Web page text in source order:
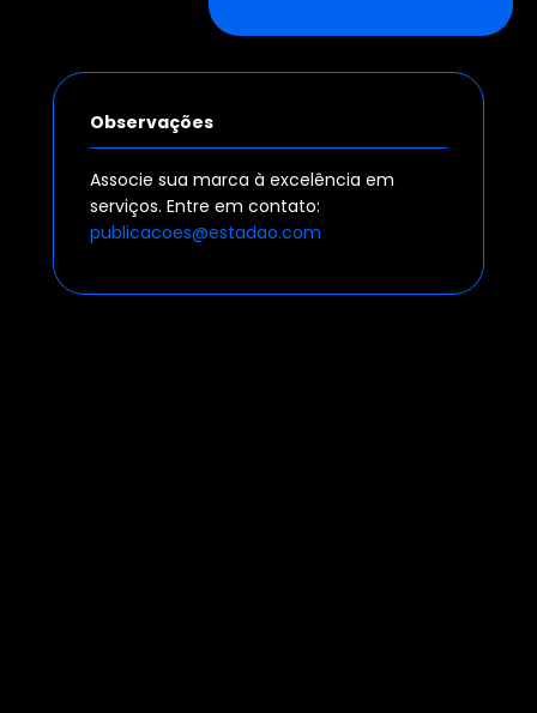
Observações
Associe sua marca à excelência em
serviços. Entre em contato:
publicacoes@estadao.com